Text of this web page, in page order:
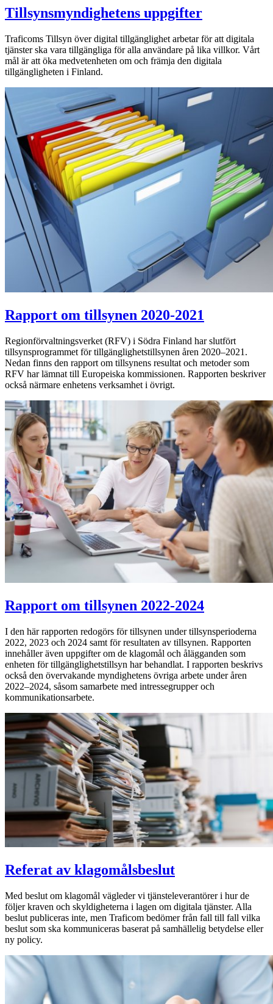
Tillsynsmyndighetens uppgifter
Traficoms Tillsyn över digital tillgänglighet arbetar för att digitala
tjänster ska vara tillgängliga för alla användare på lika villkor. Vårt
mål är att öka medvetenheten om och främja den digitala
tillgängligheten i Finland.
Rapport om tillsynen 2020-2021
Regionförvaltningsverket (RFV) i Södra Finland har slutfört
tillsynsprogrammet för tillgänglighetstillsynen åren 2020–2021.
Nedan finns den rapport om tillsynens resultat och metoder som
RFV har lämnat till Europeiska kommissionen. Rapporten beskriver
också närmare enhetens verksamhet i övrigt.
Rapport om tillsynen 2022-2024
I den här rapporten redogörs för tillsynen under tillsynsperioderna
2022, 2023 och 2024 samt för resultaten av tillsynen. Rapporten
innehåller även uppgifter om de klagomål och ålägganden som
enheten för tillgänglighetstillsyn har behandlat. I rapporten beskrivs
också den övervakande myndighetens övriga arbete under åren
2022–2024, såsom samarbete med intressegrupper och
kommunikationsarbete.
Referat av klagomålsbeslut
Med beslut om klagomål vägleder vi tjänsteleverantörer i hur de
följer kraven och skyldigheterna i lagen om digitala tjänster. Alla
beslut publiceras inte, men Traficom bedömer från fall till fall vilka
beslut som ska kommuniceras baserat på samhällelig betydelse eller
ny policy.